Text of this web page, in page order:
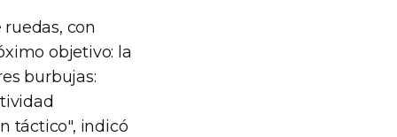
con
objetivo: la
burbujas:
táctico", indicó